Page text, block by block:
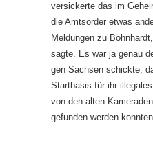
versickerte das im
die Amtsorder etwas
Meldungen zu
sagte. Es war ja genau
gen Sachsen schickte,
Startbasis für ihr
von den alten
gefunden werden